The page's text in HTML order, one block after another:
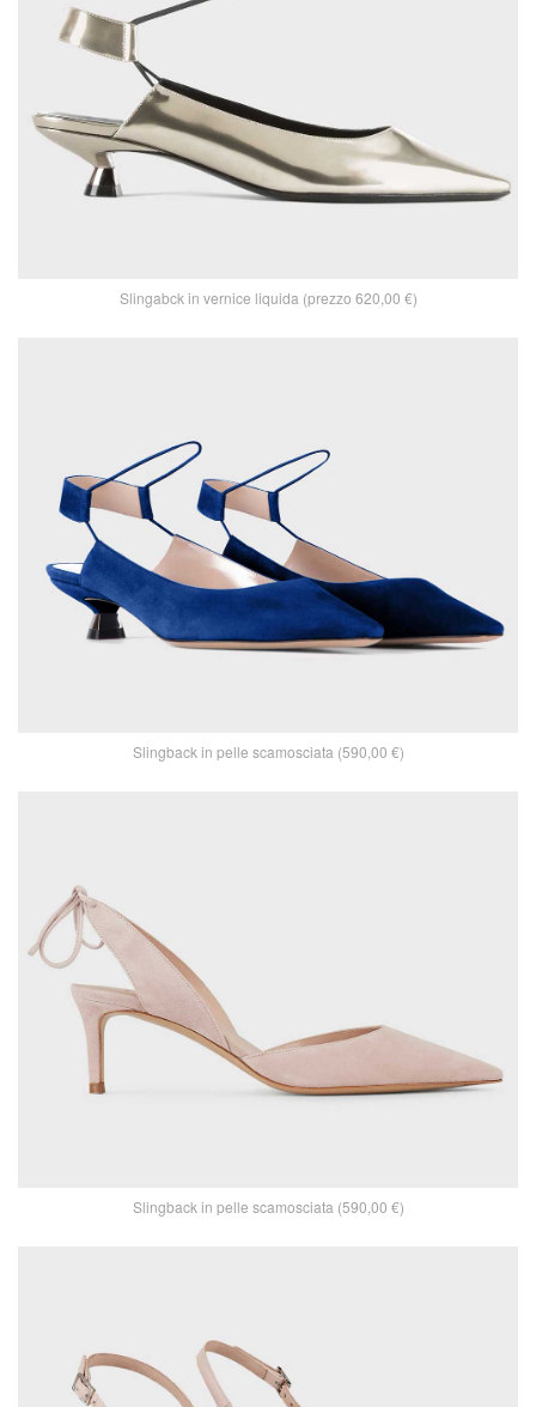
Slingabck in vernice liquida (prezzo 620,00 €)
Slingback in pelle scamosciata (590,00 €)
Slingback in pelle scamosciata (590,00 €)